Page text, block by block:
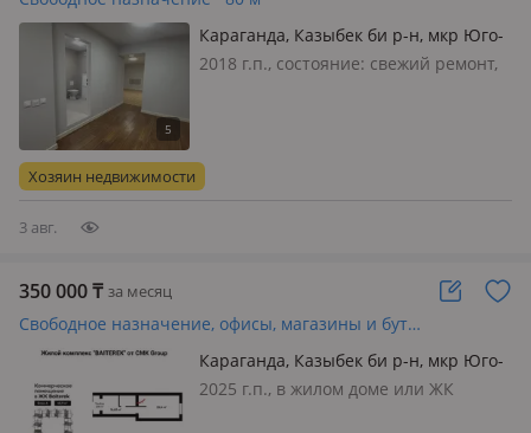
Караганда, Казыбек би р-н, мкр Юго-
Восток, 2-ая улица 6А
2018 г.п., состояние: cвежий ремонт,
общая, потолки 3м., Сдается в аренду
помещение (цокольный этаж…
Хозяин недвижимости
3 авг.
350 000₸ за месяц
Свободное назначение, офисы, магазины и бутики, общепит, салоны красоты, медцентры и аптеки · 46.3 м²
Караганда, Казыбек би р-н, мкр Юго-
Восток 40
2025 г.п., в жилом доме или ЖК